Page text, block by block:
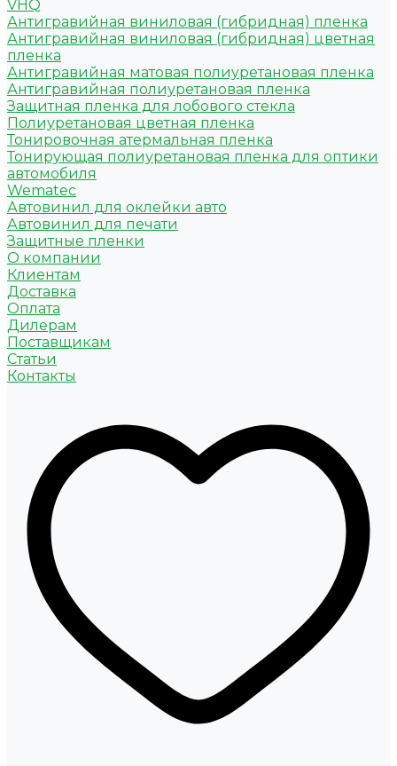
VHQ
Антигравийная виниловая (гибридная) пленка
Антигравийная виниловая (гибридная) цветная
пленка
Антигравийная матовая полиуретановая пленка
Антигравийная полиуретановая пленка
Защитная пленка для лобового стекла
Полиуретановая цветная пленка
Тонировочная атермальная пленка
Тонирующая полиуретановая пленка для оптики
автомобиля
Wematec
Автовинил для оклейки авто
Автовинил для печати
Защитные пленки
О компании
Клиентам
Доставка
Оплата
Дилерам
Поставщикам
Статьи
Контакты